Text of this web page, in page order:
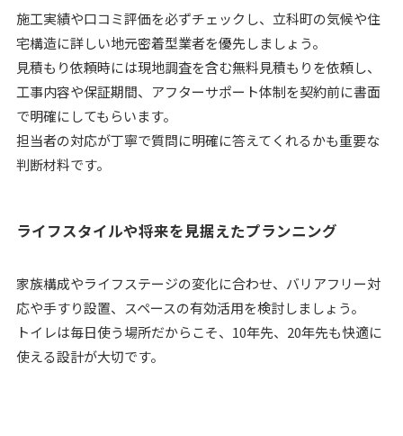
施工実績や口コミ評価を必ずチェックし、立科町の気候や住
宅構造に詳しい地元密着型業者を優先しましょう。
見積もり依頼時には現地調査を含む無料見積もりを依頼し、
工事内容や保証期間、アフターサポート体制を契約前に書面
で明確にしてもらいます。
担当者の対応が丁寧で質問に明確に答えてくれるかも重要な
判断材料です。
ライフスタイルや将来を見据えたプランニング
家族構成やライフステージの変化に合わせ、バリアフリー対
応や手すり設置、スペースの有効活用を検討しましょう。
トイレは毎日使う場所だからこそ、10年先、20年先も快適に
使える設計が大切です。